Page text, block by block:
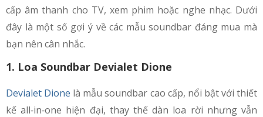
cấp âm thanh cho TV, xem phim hoặc nghe nhạc. Dưới
đây là một số gợi ý về các mẫu soundbar đáng mua mà
bạn nên cân nhắc.
1. Loa Soundbar Devialet Dione
Devialet Dione là mẫu soundbar cao cấp, nổi bật với thiết
kế all‑in‑one hiện đại, thay thế dàn loa rời nhưng vẫn